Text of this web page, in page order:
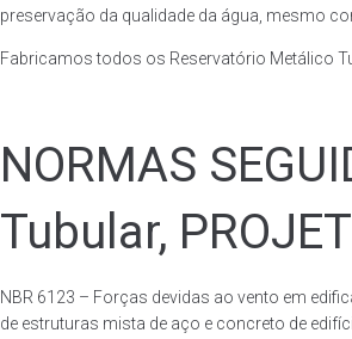
preservação da qualidade da água, mesmo
Fabricamos todos os Reservatório Metálico
NORMAS
Tubular,
NBR 6123 – Forças devidas ao vento em
de estruturas mista de aço e concreto de